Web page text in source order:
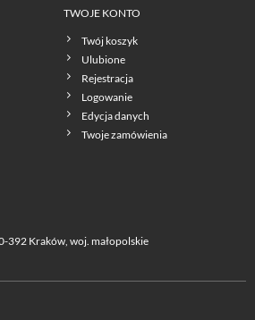
TWOJE KONTO
Twój koszyk
Ulubione
Rejestracja
Logowanie
Edycja danych
Twoje zamówienia
392 Kraków, woj. małopolskie